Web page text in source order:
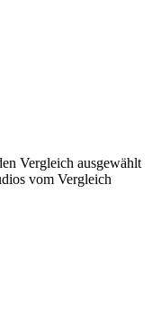
Vergleich ausgewählt
vom Vergleich